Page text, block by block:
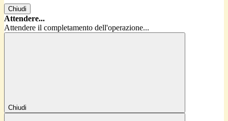
Chiudi
Attendere...
Attendere il completamento dell'operazione...
Chiudi